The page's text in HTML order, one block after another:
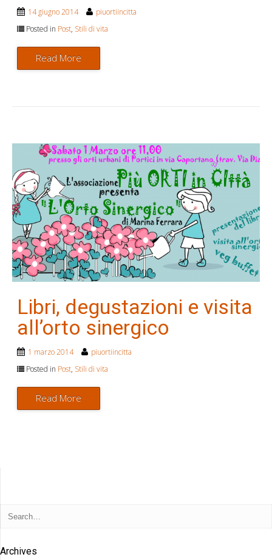
14 giugno 2014
piuortiincitta
Posted in Post, Stili di vita
Read More
Libri, degustazioni e visita
all’orto sinergico
1 marzo 2014
piuortiincitta
Posted in Post, Stili di vita
Read More
Archives